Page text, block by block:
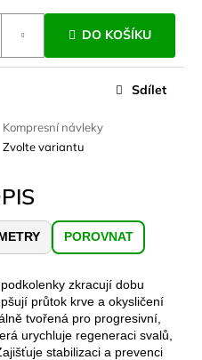
DO KOŠÍKU
Kompresní návleky
Zvolte variantu
Sdílet
POROVNAT
zkracují dobu
průtok krve a okysličení
tvořená pro progresivní,
urychluje regeneraci svalů,
stabilizaci a prevenci